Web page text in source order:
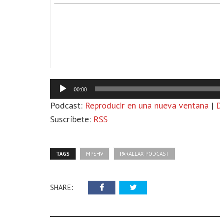
Reproductor
audio
00:00
Podcast: Reproducir en una nueva ventana |
Suscríbete: RSS
TAGS MPSHV PARALLAX PODCAST
SHARE: